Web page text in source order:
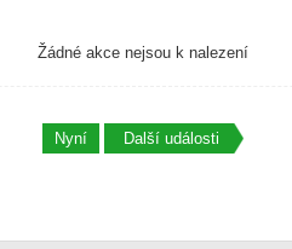
Žádné akce nejsou k nalezení
Nyní Další události